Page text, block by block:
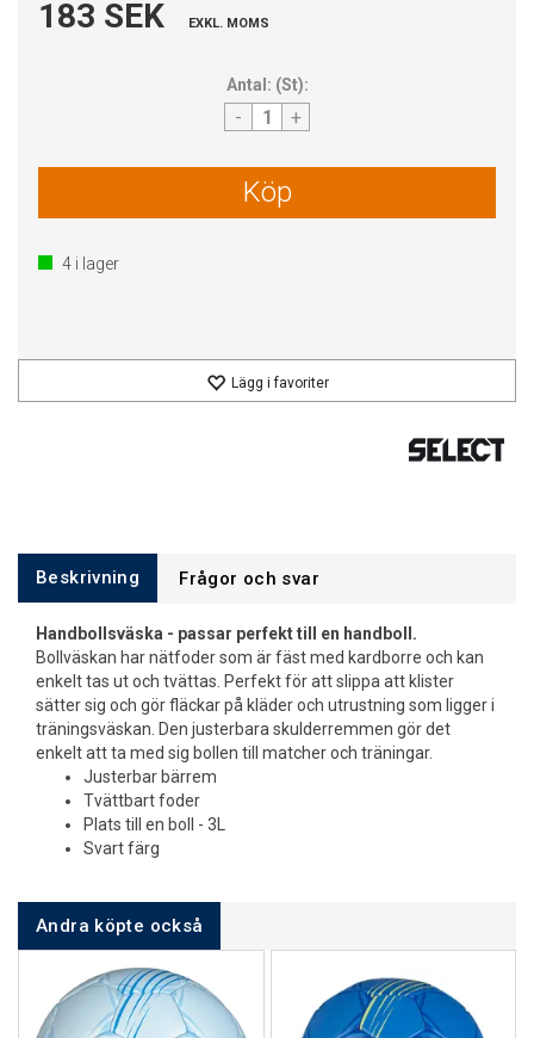
183 SEK EXKL. MOMS
Antal: (St):
- +
Köp
4 i lager
Lägg i favoriter
Beskrivning Frågor och svar
Handbollsväska - passar perfekt till en handboll.
Bollväskan har nätfoder som är fäst med kardborre och kan
enkelt tas ut och tvättas. Perfekt för att slippa att klister
sätter sig och gör fläckar på kläder och utrustning som ligger i
träningsväskan. Den justerbara skulderremmen gör det
enkelt att ta med sig bollen till matcher och träningar.
Justerbar bärrem
Tvättbart foder
Plats till en boll - 3L
Svart färg
Andra köpte också